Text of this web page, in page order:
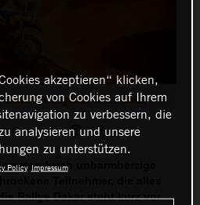
Legends of the Dakar
hat: 4 Bilder
durch unbarmherzige
Rallye Dakar steht kurz vor
akzeptieren“ klicken,
von Cookies auf Ihrem
zu verbessern, die
analysieren und unsere
zu unterstützen.
Policy Impressum